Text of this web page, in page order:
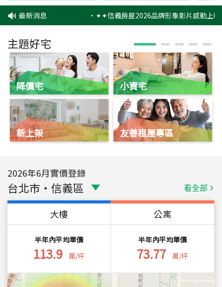
最新消息 ‧✦✦信義房屋2026品牌形象影片感動上
主題好宅
降價宅
新上架
小資宅
友善租屋專區
2026年6月實價登錄
台北市 ・ 信義區 看全部
大樓
半年內平均單價
113.9 萬/坪
公寓
半年內平均單價
73.77 萬/坪